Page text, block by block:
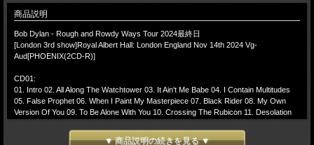
商品説明
Bob Dylan - Rough and Rowdy Ways Tour 2024最終日
[London 3rd show]Royal Albert Hall: London England Nov 14th 2024 Vg-
Aud[PHOENIX(2CD-R)]
CD01:
01. Intro 02. All Along The Watchtower 03. It Ain't Me Babe 04. I Contain Multitudes
05. False Prophet 06. When I Paint My Masterpiece 07. Black Rider 08. My Own
Version Of You 09. To Be Alone With You 10. Crossing The Rubicon 11. Desolation
▼ 商品説明の続きを見る ▼